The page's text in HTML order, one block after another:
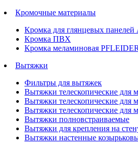
Кромочные материалы
Кромка для глянцевых панелей
Кромка ПВХ
Кромка меламиновая
Вытяжки
Фильтры для вытяжек
Вытяжки телескопические для
Вытяжки телескопические для
Вытяжки телескопические для
Вытяжки полновстраиваемые
Вытяжки для крепления на
Вытяжки настенные